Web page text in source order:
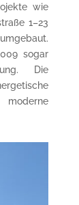
wie
1–23
sogar
Die
moderne